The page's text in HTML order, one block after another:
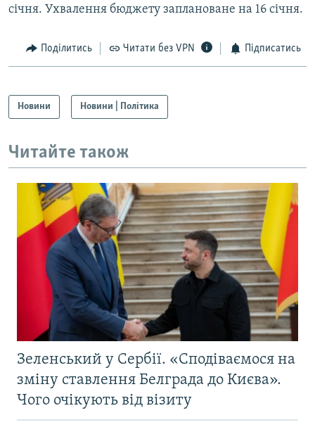
січня. Ухвалення бюджету заплановане на 16 січня.
Поділитись Читати без VPN Підписатись
Новини Новини | Політика
Читайте також
Зеленський у Сербії. «Сподіваємося на
зміну ставлення Белграда до Києва».
Чого очікують від візиту